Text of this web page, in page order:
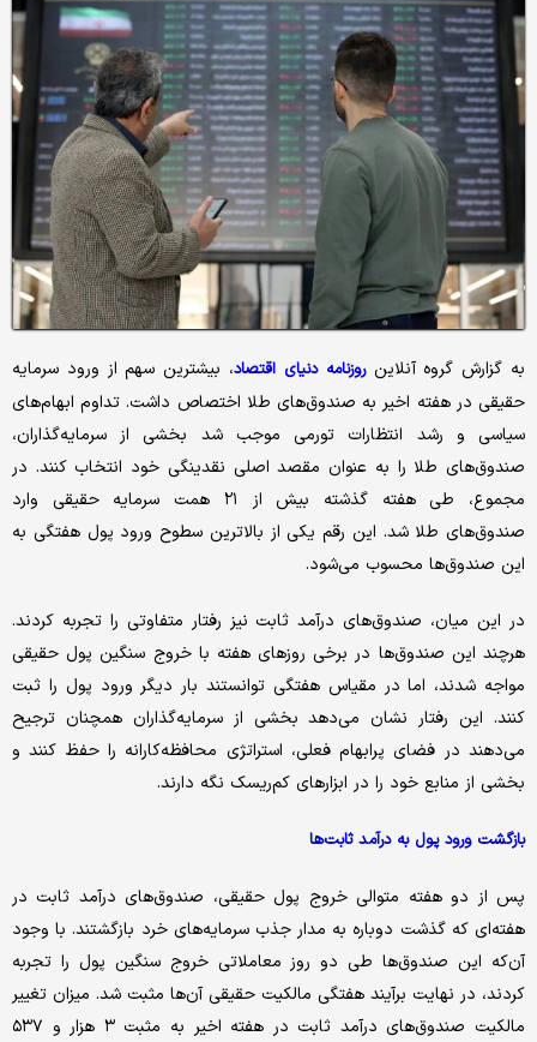
به گزارش گروه آنلاینروزنامه دنیای اقتصاد، بیشترین سهم از ورود سرمایه
حقیقی در هفته اخیر به صندوق‌های طلا اختصاص داشت. تداوم ابهام‌های
سیاسی و رشد انتظارات تورمی موجب شد بخشی از سرمایه‌گذاران،
صندوق‌های طلا را به عنوان مقصد اصلی نقدینگی خود انتخاب کنند. در
مجموع، طی هفته گذشته بیش از ۲۱ همت سرمایه حقیقی وارد
صندوق‌های طلا شد. این رقم یکی از بالاترین سطوح ورود پول هفتگی به
این صندوق‌ها محسوب می‌شود.
در این میان، صندوق‌های درآمد ثابت نیز رفتار متفاوتی را تجربه کردند.
هرچند این صندوق‌ها در برخی روزهای هفته با خروج سنگین پول حقیقی
مواجه شدند، اما در مقیاس هفتگی توانستند بار دیگر ورود پول را ثبت
کنند. این رفتار نشان می‌دهد بخشی از سرمایه‌گذاران همچنان ترجیح
می‌دهند در فضای پرابهام فعلی، استراتژی محافظه‌کارانه را حفظ کنند و
بخشی از منابع خود را در ابزارهای کم‌ریسک نگه دارند.
بازگشت ورود پول به درآمد ثابت‌ها
پس از دو هفته متوالی خروج پول حقیقی، صندوق‌های درآمد ثابت در
هفته‌ای که گذشت دوباره به مدار جذب سرمایه‌های خرد بازگشتند. با وجود
آن‌که این صندوق‌ها طی دو روز معاملاتی خروج سنگین پول را تجربه
کردند، در نهایت برآیند هفتگی مالکیت حقیقی آن‌ها مثبت شد. میزان تغییر
مالکیت صندوق‌های درآمد ثابت در هفته اخیر به مثبت ۳ هزار و ۵۳۷